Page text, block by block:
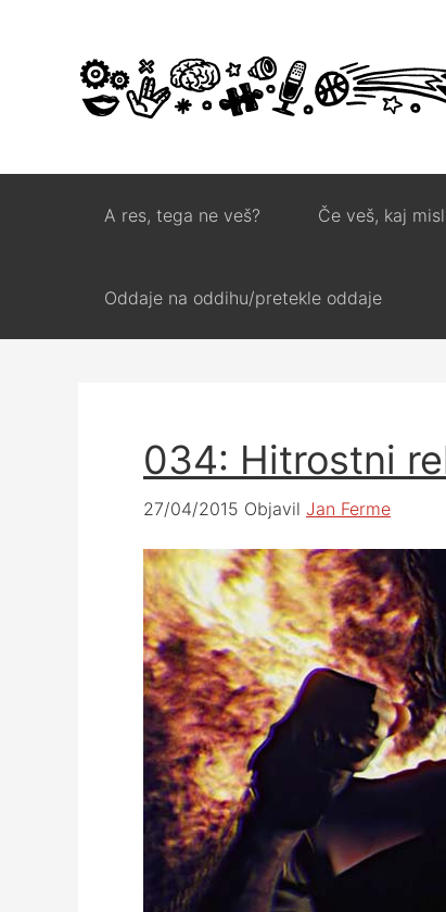
A res, tega ne veš? Če veš, kaj
Oddaje na oddihu/pretekle oddaje
034: Hitrostni
27/04/2015 Objavil Jan Ferme